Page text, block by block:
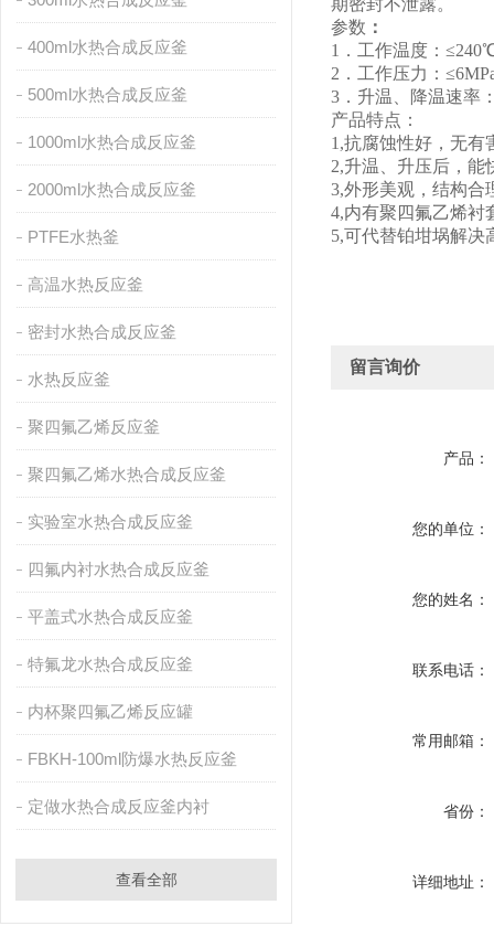
400ml水热合成反应釜
500ml水热合成反应釜
1000ml水热合成反应釜
2000ml水热合成反应釜
PTFE水热釜
高温水热反应釜
密封水热合成反应釜
水热反应釜
聚四氟乙烯反应釜
聚四氟乙烯水热合成反应釜
实验室水热合成反应釜
四氟内衬水热合成反应釜
平盖式水热合成反应釜
特氟龙水热合成反应釜
内杯聚四氟乙烯反应罐
FBKH-100ml防爆水热反应釜
定做水热合成反应釜内衬
查看全部
期密封不泄露。
参数 ：
1．工作温度：
2．工作压力：
3．升温、降温速率
产品特点：
1,抗腐蚀性好，无有
2,升温、升压后，能
3,外形美观，结构合
4,内有聚四氟乙烯衬
5,可代替铂坩埚解决
留言询价
产品：
您的单位：
您的姓名：
联系电话：
常用邮箱：
省份：
详细地址：